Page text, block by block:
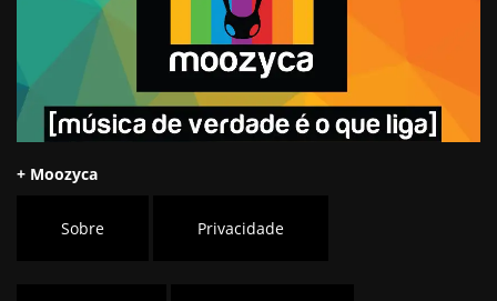
+ Moozyca
Sobre Privacidade